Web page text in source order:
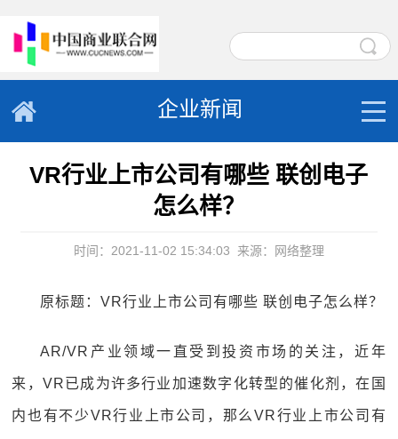
企业新闻
VR行业上市公司有哪些 联创电子
怎么样？
时间：2021-11-02 15:34:03 来源：网络整理
原标题：VR行业上市公司有哪些 联创电子怎么样？
AR/VR产业领域一直受到投资市场的关注，近年
来，VR已成为许多行业加速数字化转型的催化剂，在国
内也有不少VR行业上市公司，那么VR行业上市公司有